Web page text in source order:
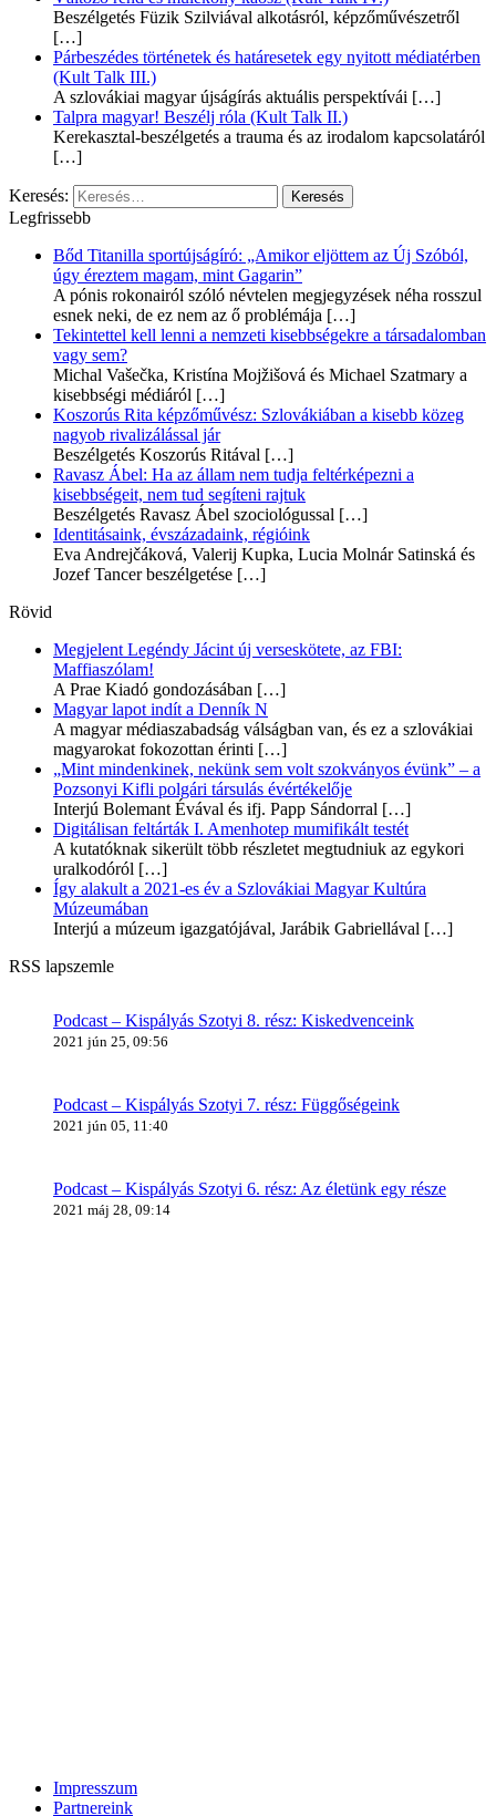
Beszélgetés Füzik Szilviával alkotásról, képzőművészetről
[…]
Párbeszédes történetek és határesetek egy nyitott médiatérben
(Kult Talk III.)
A szlovákiai magyar újságírás aktuális perspektívái […]
Talpra magyar! Beszélj róla (Kult Talk II.)
Kerekasztal-beszélgetés a trauma és az irodalom kapcsolatáról
[…]
Keresés:
Legfrissebb
Bőd Titanilla sportújságíró: „Amikor eljöttem az Új Szóból,
úgy éreztem magam, mint Gagarin”
A pónis rokonairól szóló névtelen megjegyzések néha rosszul
esnek neki, de ez nem az ő problémája […]
Tekintettel kell lenni a nemzeti kisebbségekre a társadalomban
vagy sem?
Michal Vašečka, Kristína Mojžišová és Michael Szatmary a
kisebbségi médiáról […]
Koszorús Rita képzőművész: Szlovákiában a kisebb közeg
nagyob rivalizálással jár
Beszélgetés Koszorús Ritával […]
Ravasz Ábel: Ha az állam nem tudja feltérképezni a
kisebbségeit, nem tud segíteni rajtuk
Beszélgetés Ravasz Ábel szociológussal […]
Identitásaink, évszázadaink, régióink
Eva Andrejčáková, Valerij Kupka, Lucia Molnár Satinská és
Jozef Tancer beszélgetése […]
Rövid
Megjelent Legéndy Jácint új verseskötete, az FBI:
Maffiaszólam!
A Prae Kiadó gondozásában […]
Magyar lapot indít a Denník N
A magyar médiaszabadság válságban van, és ez a szlovákiai
magyarokat fokozottan érinti […]
„Mint mindenkinek, nekünk sem volt szokványos évünk” – a
Pozsonyi Kifli polgári társulás évértékelője
Interjú Bolemant Évával és ifj. Papp Sándorral […]
Digitálisan feltárták I. Amenhotep mumifikált testét
A kutatóknak sikerült több részletet megtudniuk az egykori
uralkodóról […]
Így alakult a 2021-es év a Szlovákiai Magyar Kultúra
Múzeumában
Interjú a múzeum igazgatójával, Jarábik Gabriellával […]
RSS lapszemle
Podcast – Kispályás Szotyi 8. rész: Kiskedvenceink
2021 jún 25, 09:56
Podcast – Kispályás Szotyi 7. rész: Függőségeink
2021 jún 05, 11:40
Podcast – Kispályás Szotyi 6. rész: Az életünk egy része
2021 máj 28, 09:14
Impresszum
Partnereink